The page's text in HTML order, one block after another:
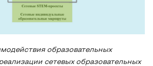
образовательных
сетевых образовательных